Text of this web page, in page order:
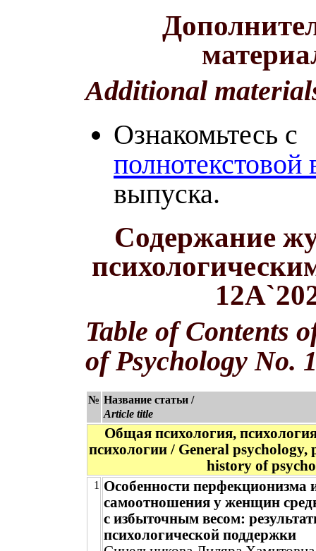
Additional
Ознакомьтесь с
полнотекстовой
выпуска.
Содержание
Table of Contents
of Psychology No.
№ Название статьи /
Article title
Общая психология,
психологии / General psychology,
history of
1 Особенности перфекционизма
самоотношения у женщин
с избыточным весом:
психологической поддержки